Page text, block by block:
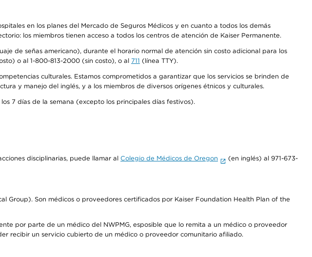
en los planes del Mercado de Seguros Médicos y en cuanto a todos los demás
los miembros tienen acceso a todos los centros de atención de Kaiser Permanente.
de señas americano), durante el horario normal de atención sin costo adicional para los
o al 1-800-813-2000 (sin costo), o al 711 (línea TTY).
culturales. Estamos comprometidos a garantizar que los servicios se brinden de
y manejo del inglés, y a los miembros de diversos orígenes étnicos y culturales.
7 días de la semana (excepto los principales días festivos).
disciplinarias, puede llamar al Colegio de Médicos de Oregon
(en inglés) al 971-673-
Group). Son médicos o proveedores certificados por Kaiser Foundation Health Plan of the
por parte de un médico del NWPMG, esposible que lo remita a un médico o proveedor
recibir un servicio cubierto de un médico o proveedor comunitario afiliado.